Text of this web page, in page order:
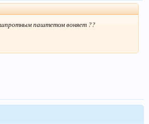
паштетом воняет ??